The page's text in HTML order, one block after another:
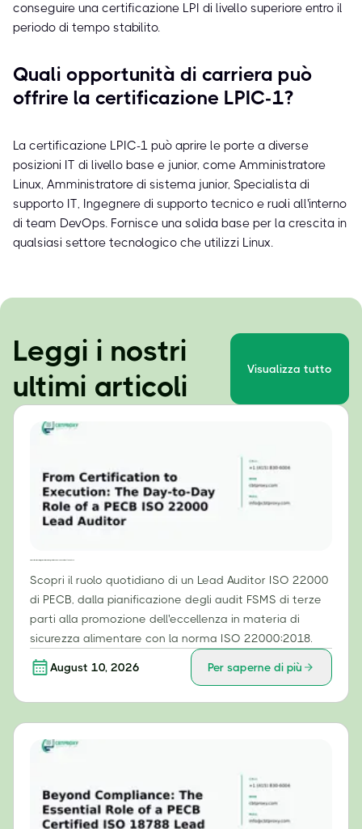
conseguire una certificazione LPI di livello superiore entro il
periodo di tempo stabilito.
Quali opportunità di carriera può
offrire la certificazione LPIC-1?
La certificazione LPIC-1 può aprire le porte a diverse
posizioni IT di livello base e junior, come Amministratore
Linux, Amministratore di sistema junior, Specialista di
supporto IT, Ingegnere di supporto tecnico e ruoli all'interno
di team DevOps. Fornisce una solida base per la crescita in
qualsiasi settore tecnologico che utilizzi Linux.
Leggi i nostri
ultimi articoli
Visualizza tutto
Scopri il ruolo quotidiano di un Lead Auditor ISO 22000
di PECB, dalla pianificazione degli audit FSMS di terze
parti alla promozione dell'eccellenza in materia di
sicurezza alimentare con la norma ISO 22000:2018.
August 10, 2026 Per saperne di più